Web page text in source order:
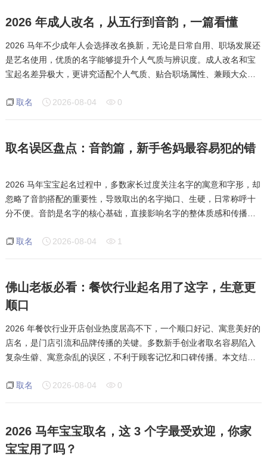
2026 年成人改名，从五行到音韵，一篇看懂
2026 马年不少成年人会选择改名换新，无论是日常自用、职场发展还
是艺名使用，优质的名字能够提升个人气质与辨识度。成人改名和宝
宝起名差异极大，更讲究适配个人气质、贴合职场属性、兼顾大众审
配、音韵搭配、寓意选择三大维
取名 2026-08-04 0
取名误区盘点：音韵篇，新手爸妈最容易犯的错
2026 马年宝宝起名过程中，多数家长过度关注名字的寓意和字形，却
忽略了音韵搭配的重要性，导致取出的名字拗口、生硬，日常称呼十
分不便。音韵是名字的核心基础，直接影响名字的整体质感和传播效
名误区，同时分享实用的音韵搭配技
取名 2026-08-04 1
佛山老板必看：餐饮行业起名用了这字，生意更
顺口
2026 年餐饮行业开店创业热度居高不下，一个顺口好记、寓意美好的
店名，是门店引流和品牌传播的关键。多数新手创业者取名容易陷入
复杂生僻、寓意杂乱的误区，不利于顾客记忆和口碑传播。本文结合
助创业者快速取出适配门店定位
取名 2026-08-04 0
2026 马年宝宝取名，这 3 个字最受欢迎，你家
宝宝用了吗？